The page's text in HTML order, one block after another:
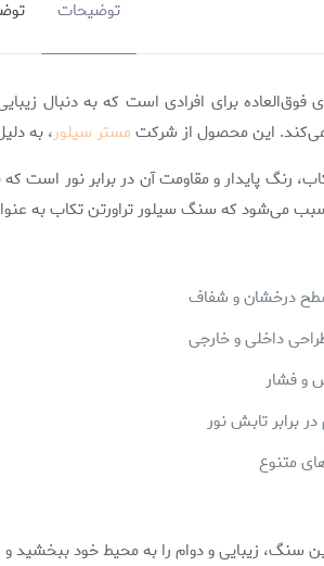
توضیحات
فوق‌العاده برای افرادی است که به دنبال
می‌کند. این محصول از شرکت مستر سیلور، به
رنگ پایدار و مقاومت آن در برابر نور
که سنگ سیلور تراورتن تکاب به عنوان
درخشان و شفاف
داخلی و خارجی
و فشار
برابر تابش نور
متنوع
سنگ، زیبایی و دوام را به محیط خود ببخشید